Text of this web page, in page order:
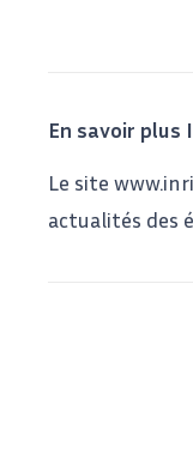
En savoir plus
Le site
actualités des